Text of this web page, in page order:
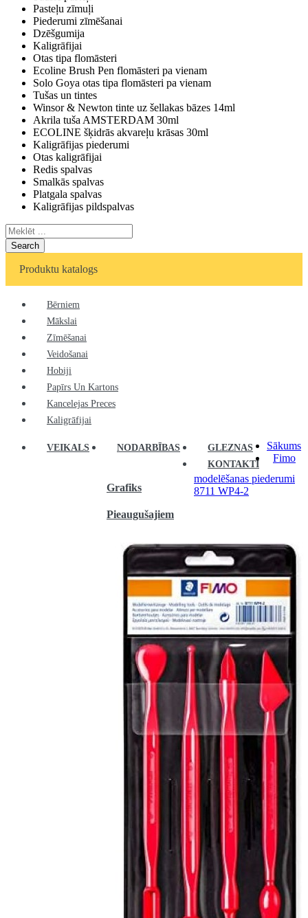
Pasteļu zīmuļi
Piederumi zīmēšanai
Dzēšgumija
Kaligrāfijai
Otas tipa flomāsteri
Ecoline Brush Pen flomāsteri pa vienam
Solo Goya otas tipa flomāsteri pa vienam
Tušas un tintes
Winsor & Newton tinte uz šellakas bāzes 14ml
Akrila tuša AMSTERDAM 30ml
ECOLINE šķidrās akvareļu krāsas 30ml
Kaligrāfijas piederumi
Otas kaligrāfijai
Redis spalvas
Smalkās spalvas
Platgala spalvas
Kaligrāfijas pildspalvas
Search
Produktu katalogs
Bērniem
Mākslai
Zīmēšanai
Veidošanai
Hobiji
Papīrs Un Kartons
Kancelejas Preces
Kaligrāfijai
VEIKALS NODARBĪBAS
Grafiks
Pieaugušajiem
GLEZNAS
KONTAKTI
Sākums
Fimo
modelēšanas piederumi
8711 WP4-2